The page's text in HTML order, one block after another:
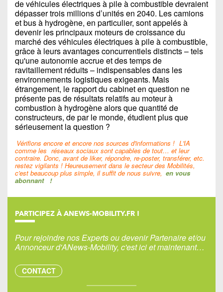
de véhicules électriques à pile à combustible devraient
dépasser trois millions d’unités en 2040. Les camions
et bus à hydrogène, en particulier, sont appelés à
devenir les principaux moteurs de croissance du
marché des véhicules électriques à pile à combustible,
grâce à leurs avantages concurrentiels distincts – tels
qu'une autonomie accrue et des temps de
ravitaillement réduits – indispensables dans les
environnements logistiques exigeants. Mais
étrangement, le rapport du cabinet en question ne
présente pas de résultats relatifs au moteur à
combustion à hydrogène alors que quantité de
constructeurs, de par le monde, étudient plus que
sérieusement la question ?
Vérifions encore et encore nos sources d'informations ! L'IA
comme les réseaux sociaux sont capables de tout… et leur
contraire. Donc, avant de liker, répondre, re-poster, transférer, etc.
restez vigilants ! Heureusement dans le secteur des Mobilités,
c'est beaucoup plus simple, il suffit de nous suivre, en vous
abonnant !
PARTICIPEZ À ANEWS-MOBILITY.FR !
Pour rejoindre nos Experts ou devenir Partenaire et/ou
Annonceur d'ANews-Mobility, c'est ici et maintenant…
CONTACT